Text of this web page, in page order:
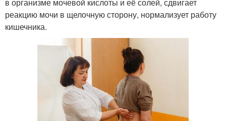
в организме мочевой кислоты и её солей, сдвигает
реакцию мочи в щелочную сторону, нормализует работу
кишечника.